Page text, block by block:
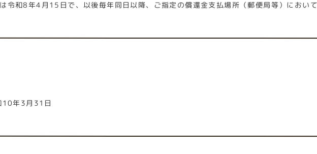
令和8年4月15日で、以後毎年同日以降、ご指定の償還金支払場所（郵便局等）において
10年3月31日